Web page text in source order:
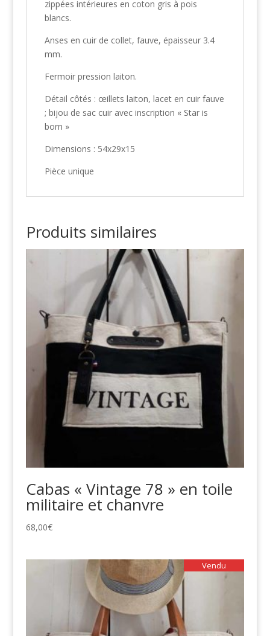
zippées intérieures en coton gris à pois
blancs.
Anses en cuir de collet, fauve, épaisseur 3.4
mm.
Fermoir pression laiton.
Détail côtés : œillets laiton, lacet en cuir fauve
; bijou de sac cuir avec inscription « Star is
born »
Dimensions : 54x29x15
Pièce unique
Produits similaires
Cabas « Vintage 78 » en toile
militaire et chanvre
68,00€
Vendu